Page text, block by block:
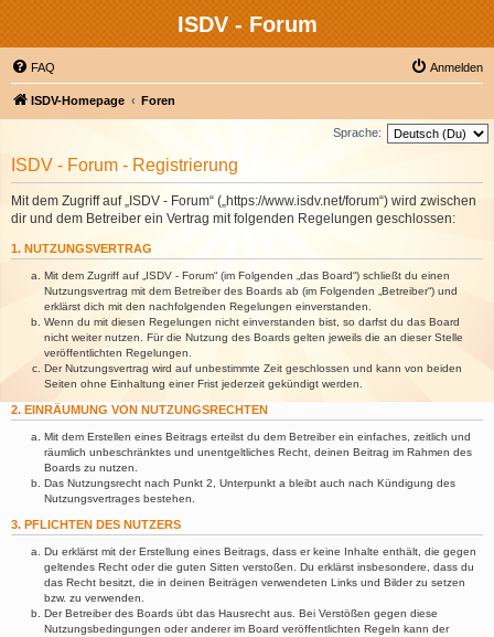
ISDV - Forum
FAQ Anmelden
ISDV-Homepage Foren
Sprache:
ISDV - Forum - Registrierung
Mit dem Zugriff auf „ISDV - Forum“ („https://www.isdv.net/forum“) wird zwischen
dir und dem Betreiber ein Vertrag mit folgenden Regelungen geschlossen:
1. NUTZUNGSVERTRAG
Mit dem Zugriff auf „ISDV - Forum“ (im Folgenden „das Board“) schließt du einen
Nutzungsvertrag mit dem Betreiber des Boards ab (im Folgenden „Betreiber“) und
erklärst dich mit den nachfolgenden Regelungen einverstanden.
Wenn du mit diesen Regelungen nicht einverstanden bist, so darfst du das Board
nicht weiter nutzen. Für die Nutzung des Boards gelten jeweils die an dieser Stelle
veröffentlichten Regelungen.
Der Nutzungsvertrag wird auf unbestimmte Zeit geschlossen und kann von beiden
Seiten ohne Einhaltung einer Frist jederzeit gekündigt werden.
2. EINRÄUMUNG VON NUTZUNGSRECHTEN
Mit dem Erstellen eines Beitrags erteilst du dem Betreiber ein einfaches, zeitlich und
räumlich unbeschränktes und unentgeltliches Recht, deinen Beitrag im Rahmen des
Boards zu nutzen.
Das Nutzungsrecht nach Punkt 2, Unterpunkt a bleibt auch nach Kündigung des
Nutzungsvertrages bestehen.
3. PFLICHTEN DES NUTZERS
Du erklärst mit der Erstellung eines Beitrags, dass er keine Inhalte enthält, die gegen
geltendes Recht oder die guten Sitten verstoßen. Du erklärst insbesondere, dass du
das Recht besitzt, die in deinen Beiträgen verwendeten Links und Bilder zu setzen
bzw. zu verwenden.
Der Betreiber des Boards übt das Hausrecht aus. Bei Verstößen gegen diese
Nutzungsbedingungen oder anderer im Board veröffentlichten Regeln kann der